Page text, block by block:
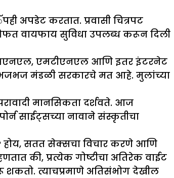
अपडेट करतात. प्रवासी चित्रपट
वायफाय सुविधा उपलब्ध करून दिली
एमटीएनएल आणि इतर इंटरनेट
भजभज मंडळी सरकारचे मत आहे. मुलांच्या
मानसिकता दर्शवते. आज
साईट्सच्या नावाने संस्कृतीचा
होय, सतत सेक्सचा विचार करणे आणि
की, प्रत्येक गोष्टीचा अतिरेक वाईट
शकतो. त्याचप्रमाणे अतिसंभोग देखील